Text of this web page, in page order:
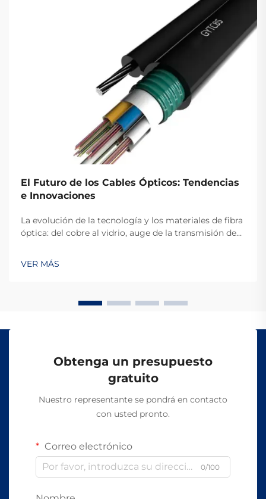
El Futuro de los Cables Ópticos: Tendencias
e Innovaciones
La evolución de la tecnología y los materiales de fibra
óptica: del cobre al vidrio, auge de la transmisión de
óptica realmente impulsó la velocidad con la que
podemos enviar información. En sus inicios, la
VER MÁS
Obtenga un presupuesto
gratuito
Nuestro representante se pondrá en contacto
con usted pronto.
Correo electrónico
0/100